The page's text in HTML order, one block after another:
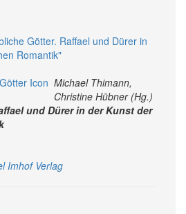
Götter. Raffael und Dürer in
Romantik"
Michael Thimann,
Christine Hübner (Hg.)
und Dürer in der Kunst der
Imhof Verlag